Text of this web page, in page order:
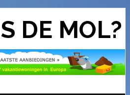
DE MOL?